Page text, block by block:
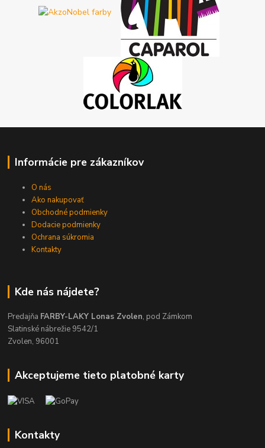
Informácie pre zákazníkov
O nás
Ako nakupovať
Obchodné podmienky
Dodacie podmienky
Ochrana súkromia
Kontakty
Kde nás nájdete?
Predajňa FARBY-LAKY Lonas Zvolen, pod Zámkom
Slatinské nábrežie 9542/1
Zvolen, 96001
Akceptujeme tieto platobné karty
Kontakty